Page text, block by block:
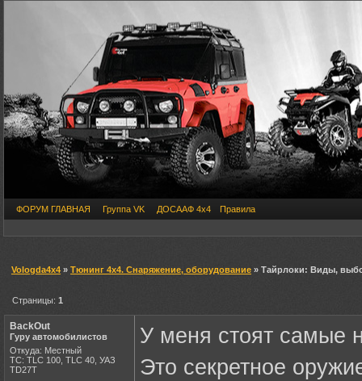
ФОРУМ ГЛАВНАЯ Группа VK ДОСААФ 4х4 Правила
Vologda4x4 » Тюнинг 4х4. Снаряжение, оборудование » Тайрлоки: Виды,
Страницы:1
BackOut
Гуру автомобилистов
Откуда: Местный
ТС: TLC 100, TLC 40, УАЗ
ТD27Т
У меня стоят самые
Это секретное